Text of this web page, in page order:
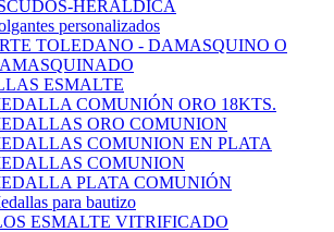
HERÁLDICA
personalizados
TOLEDANO - DAMASQUINO O
ESMALTE
COMUNIÓN ORO 18KTS.
ORO COMUNION
COMUNION EN PLATA
COMUNION
PLATA COMUNIÓN
para bautizo
ESMALTE VITRIFICADO